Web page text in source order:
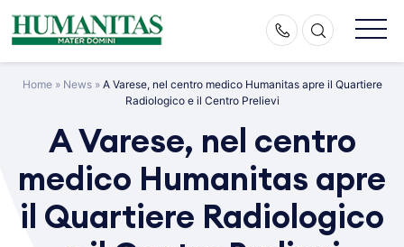
Skip
to
Home» News» A Varese, nel centro medico Humanitas apre il Quartiere
Radiologico e il Centro Prelievi
A Varese, nel centro
medico Humanitas apre
il Quartiere Radiologico